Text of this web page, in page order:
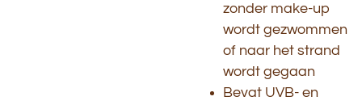
zonder make-up
wordt gezwommen
of naar het strand
wordt gegaan
Bevat UVB- en